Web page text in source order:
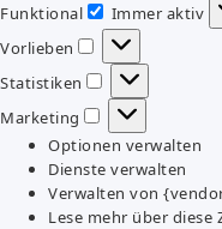
Funktional
Funktional
Immer aktiv
Vorlieben
Vorlieben
Statistiken
Statistiken
Marketing
Marketing
Optionen verwalten
Dienste verwalten
Verwalten von
Lese mehr über diese